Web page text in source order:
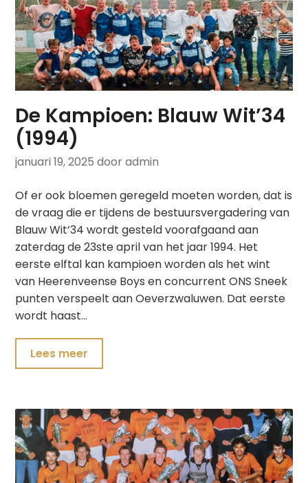
De Kampioen: Blauw Wit’34
(1994)
januari 19, 2025 door admin
Of er ook bloemen geregeld moeten worden, dat is
de vraag die er tijdens de bestuursvergadering van
Blauw Wit’34 wordt gesteld voorafgaand aan
zaterdag de 23ste april van het jaar 1994. Het
eerste elftal kan kampioen worden als het wint
van Heerenveense Boys en concurrent ONS Sneek
punten verspeelt aan Oeverzwaluwen. Dat eerste
wordt haast…
Lees meer